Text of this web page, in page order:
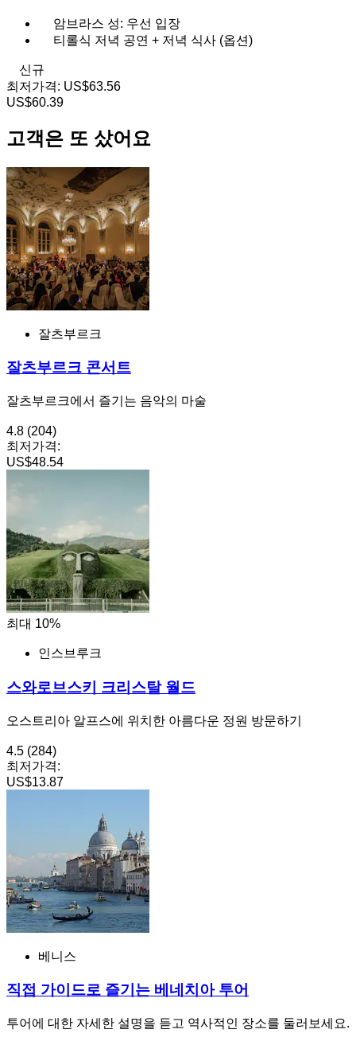
암브라스 성: 우선 입장
티롤식 저녁 공연 + 저녁 식사 (옵션)
신규
최저가격: US$63.56
US$60.39
고객은 또 샀어요
잘츠부르크
잘츠부르크 콘서트
잘츠부르크에서 즐기는 음악의 마술
4.8 (204)
최저가격:
US$48.54
최대 10%
인스브루크
스와로브스키 크리스탈 월드
오스트리아 알프스에 위치한 아름다운 정원 방문하기
4.5 (284)
최저가격:
US$13.87
베니스
직접 가이드로 즐기는 베네치아 투어
투어에 대한 자세한 설명을 듣고 역사적인 장소를 둘러보세요.